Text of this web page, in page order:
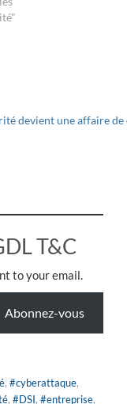
devient une affaire
T&C
to your email.
Abonnez-vous
, #cyberattaque,
, #DSI, #entreprise,